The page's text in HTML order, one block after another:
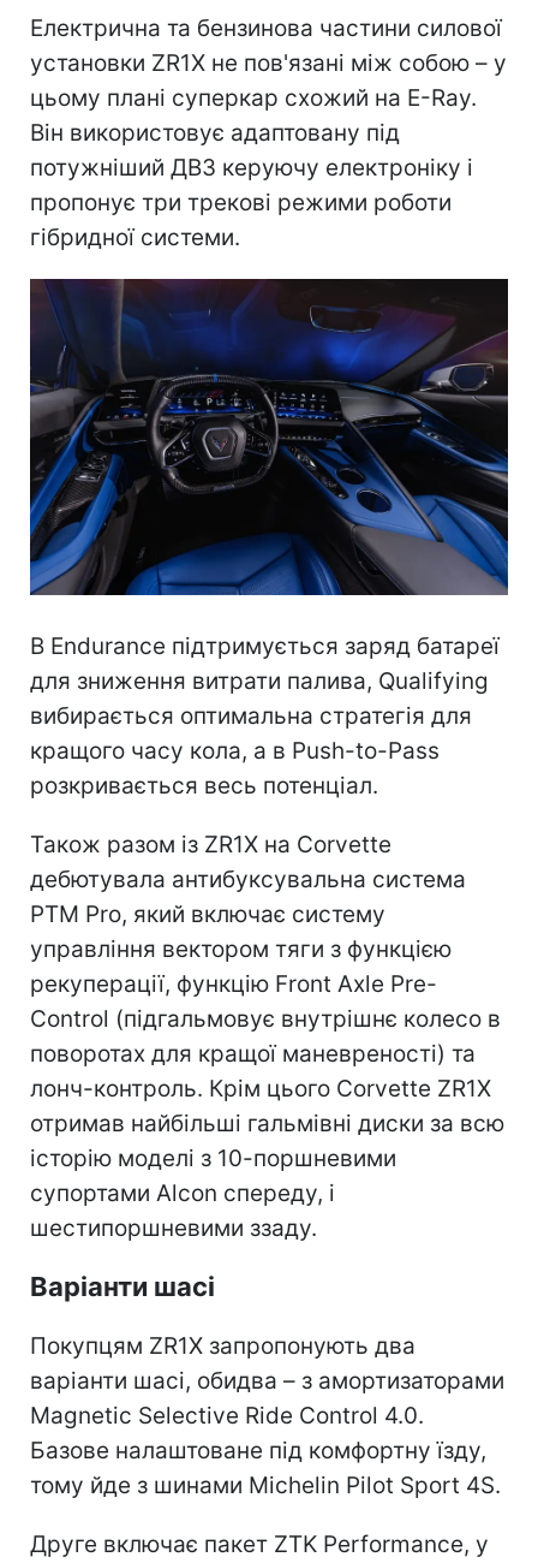
Електрична та бензинова частини силової
установки ZR1X не пов'язані між собою – у
цьому плані суперкар схожий на E-Ray.
Він використовує адаптовану під
потужніший ДВЗ керуючу електроніку і
пропонує три трекові режими роботи
гібридної системи.
В Endurance підтримується заряд батареї
для зниження витрати палива, Qualifying
вибирається оптимальна стратегія для
кращого часу кола, а в Push-to-Pass
розкривається весь потенціал.
Також разом із ZR1X на Corvette
дебютувала антибуксувальна система
PTM Pro, який включає систему
управління вектором тяги з функцією
рекуперації, функцію Front Axle Pre-
Control (підгальмовує внутрішнє колесо в
поворотах для кращої маневреності) та
лонч-контроль. Крім цього Corvette ZR1X
отримав найбільші гальмівні диски за всю
історію моделі з 10-поршневими
супортами Alcon спереду, і
шестипоршневими ззаду.
Варіанти шасі
Покупцям ZR1X запропонують два
варіанти шасі, обидва – з амортизаторами
Magnetic Selective Ride Control 4.0.
Базове налаштоване під комфортну їзду,
тому йде з шинами Michelin Pilot Sport 4S.
Друге включає пакет ZTK Performance, у